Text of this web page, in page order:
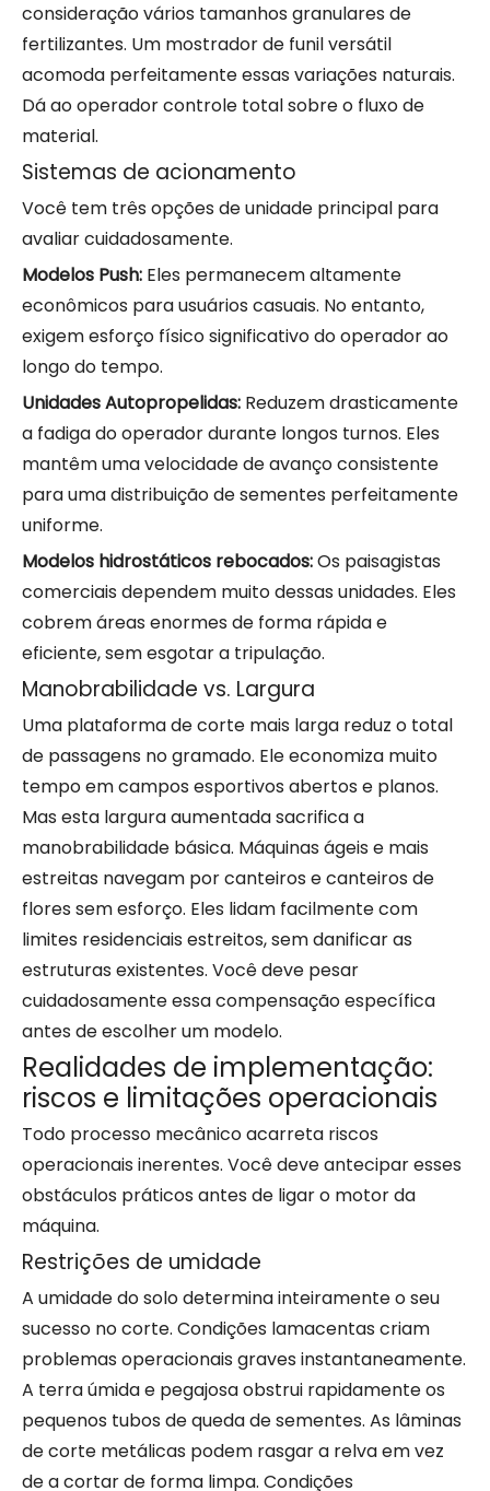
consideração vários tamanhos granulares de
fertilizantes. Um mostrador de funil versátil
acomoda perfeitamente essas variações naturais.
Dá ao operador controle total sobre o fluxo de
material.
Sistemas de acionamento
Você tem três opções de unidade principal para
avaliar cuidadosamente.
Modelos Push: Eles permanecem altamente
econômicos para usuários casuais. No entanto,
exigem esforço físico significativo do operador ao
longo do tempo.
Unidades Autopropelidas: Reduzem drasticamente
a fadiga do operador durante longos turnos. Eles
mantêm uma velocidade de avanço consistente
para uma distribuição de sementes perfeitamente
uniforme.
Modelos hidrostáticos rebocados:Os paisagistas
comerciais dependem muito dessas unidades. Eles
cobrem áreas enormes de forma rápida e
eficiente, sem esgotar a tripulação.
Manobrabilidade vs. Largura
Uma plataforma de corte mais larga reduz o total
de passagens no gramado. Ele economiza muito
tempo em campos esportivos abertos e planos.
Mas esta largura aumentada sacrifica a
manobrabilidade básica. Máquinas ágeis e mais
estreitas navegam por canteiros e canteiros de
flores sem esforço. Eles lidam facilmente com
limites residenciais estreitos, sem danificar as
estruturas existentes. Você deve pesar
cuidadosamente essa compensação específica
antes de escolher um modelo.
Realidades de implementação:
riscos e limitações operacionais
Todo processo mecânico acarreta riscos
operacionais inerentes. Você deve antecipar esses
obstáculos práticos antes de ligar o motor da
máquina.
Restrições de umidade
A umidade do solo determina inteiramente o seu
sucesso no corte. Condições lamacentas criam
problemas operacionais graves instantaneamente.
A terra úmida e pegajosa obstrui rapidamente os
pequenos tubos de queda de sementes. As lâminas
de corte metálicas podem rasgar a relva em vez
de a cortar de forma limpa. Condições